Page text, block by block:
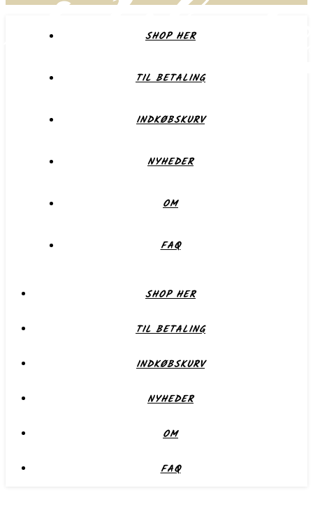
SHOP HER
TIL BETALING
INDKØBSKURV
NYHEDER
OM
FAQ
SHOP HER
TIL BETALING
INDKØBSKURV
NYHEDER
OM
FAQ